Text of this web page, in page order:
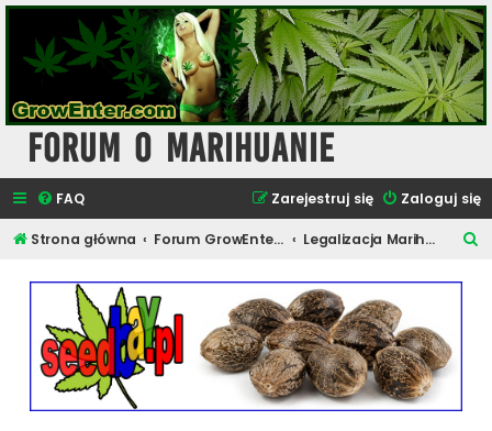
Forum o Marihuanie
FAQ Zaloguj się
Zarejestruj się
Strona główna Forum GrowEnter.com - Artykuły o Marihuanie Legalizacja Marihuany